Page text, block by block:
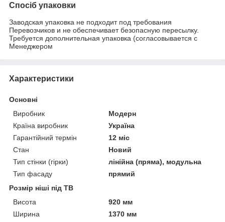
Спосіб упаковки
Заводская упаковка не подходит под требования
Перевозчиков и не обеспечивает безопасную пересылку.
Требуется дополнительная упаковка (согласовывается с
Менеджером
Характеристики
Основні
Виробник
Модерн
Країна виробник
Україна
Гарантійний термін
12 міс
Стан
Новий
Тип стінки (гірки)
лінійна (пряма), модульна
Тип фасаду
прямий
Розмір ніші під ТВ
Висота
920 мм
Ширина
1370 мм